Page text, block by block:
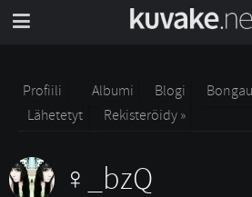
Profiili Albumi Blogi
Lähetetyt
Rekisteröidy »
_bzQ